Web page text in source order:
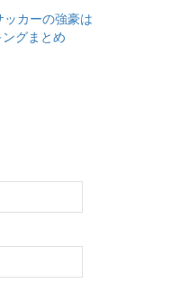
ッカーの強豪は
グまとめ